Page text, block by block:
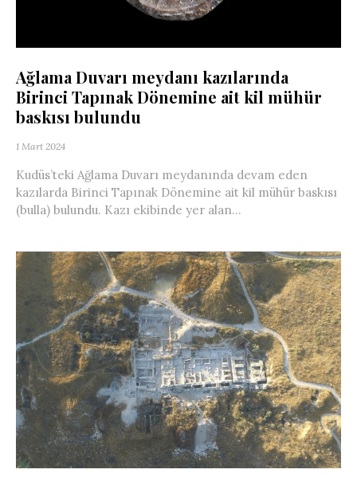
Ağlama Duvarı meydanı kazılarında
Birinci Tapınak Dönemine ait kil mühür
baskısı bulundu
1 Mart 2024
Kudüs’teki Ağlama Duvarı meydanında devam eden
kazılarda Birinci Tapınak Dönemine ait kil mühür baskısı
(bulla) bulundu. Kazı ekibinde yer alan...